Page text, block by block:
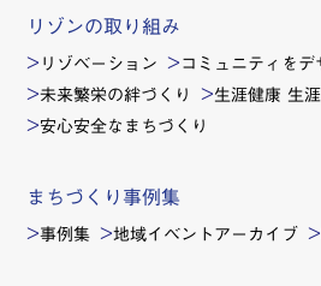
リゾンの取り組み
リゾベーション コミュニティをデ
未来繁栄の絆づくり 生涯健康 生
安心安全なまちづくり
まちづくり事例集
事例集 地域イベントアーカイブ